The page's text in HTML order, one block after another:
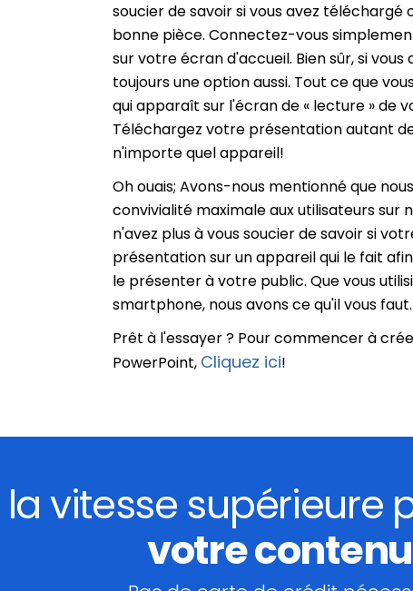
soucier de savoir si vous avez
bonne pièce. Connectez-vous
sur votre écran d'accueil. Bien sûr, si
toujours une option aussi. Tout ce que
qui apparaît sur l'écran de « lecture » de
Téléchargez votre présentation autant
n'importe quel appareil!
Oh ouais; Avons-nous mentionné que
convivialité maximale aux utilisateurs sur
n'avez plus à vous soucier de savoir si
présentation sur un appareil qui le fait
le présenter à votre public. Que vous
smartphone, nous avons ce qu'il vous faut.
Prêt à l'essayer ? Pour commencer à
PowerPoint, Cliquez ici!
la vitesse supérieure
votre contenu